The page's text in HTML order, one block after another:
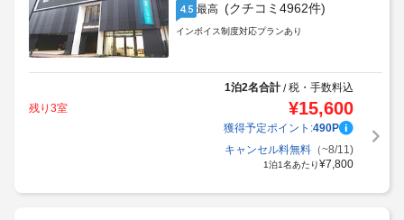
4.5 最高 (クチコミ4962件)
インボイス制度対応プランあり
1泊2名合計/税・手数料込
残り3室
¥15,600
獲得予定ポイント:490P
キャンセル料無料（~8/11)
1泊1名あたり¥7,800